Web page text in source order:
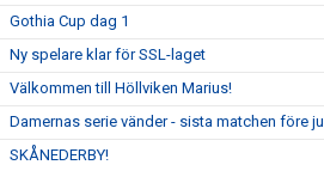
Gothia Cup dag 1
Ny spelare klar för SSL-laget
Välkommen till Höllviken Marius!
Damernas serie vänder - sista matchen före jul
SKÅNEDERBY!